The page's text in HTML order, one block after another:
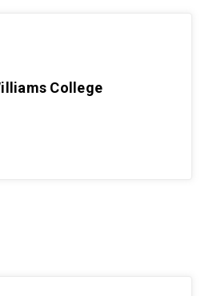
College